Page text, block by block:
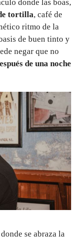
donde las boas,
tortilla, café de
ritmo de la
de buen tinto y
negar que no
de una noche
se abraza la